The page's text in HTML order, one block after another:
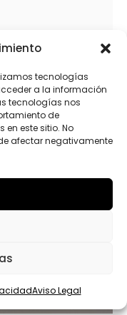
tecnologías
a la información
tecnologías nos
de
este sitio. No
afectar negativamente
Aviso Legal